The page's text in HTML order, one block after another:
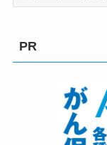
PR